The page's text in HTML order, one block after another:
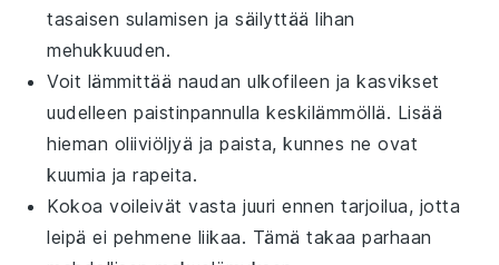
tasaisen sulamisen ja säilyttäälihan
mehukkuuden.
Voit lämmittää naudan ulkofileen jakasvikset
uudelleenpaistinpannulla keskilämmöllä. Lisää
hieman oliiviöljyä ja paista, kunnes ne ovat
kuumia ja rapeita.
Kokoavoileivät vasta juuri ennen tarjoilua, jotta
leipä ei pehmene liikaa. Tämä takaa parhaan